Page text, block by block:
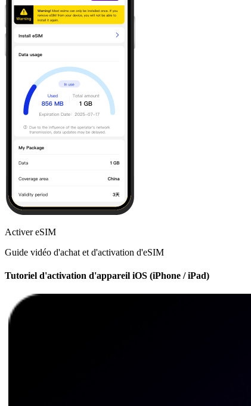
Activer eSIM
Guide vidéo d'achat et d'activation d'eSIM
Tutoriel d'activation d'appareil iOS (iPhone / iPad)